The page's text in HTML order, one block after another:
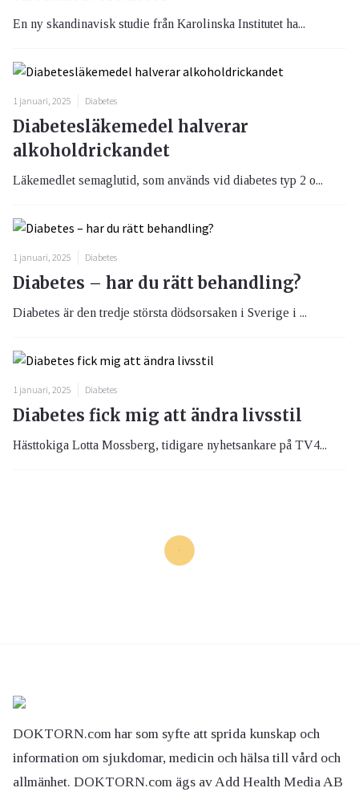
En ny skandinavisk studie från Karolinska Institutet ha...
1 januari, 2025 Diabetes
Diabetesläkemedel halverar
alkoholdrickandet
Läkemedlet semaglutid, som används vid diabetes typ 2 o...
1 januari, 2025 Diabetes
Diabetes – har du rätt behandling?
Diabetes är den tredje största dödsorsaken i Sverige i ...
1 januari, 2025 Diabetes
Diabetes fick mig att ändra livsstil
Hästtokiga Lotta Mossberg, tidigare nyhetsankare på TV4...
DOKTORN.com har som syfte att sprida kunskap och
information om sjukdomar, medicin och hälsa till vård och
allmänhet. DOKTORN.com ägs av Add Health Media AB